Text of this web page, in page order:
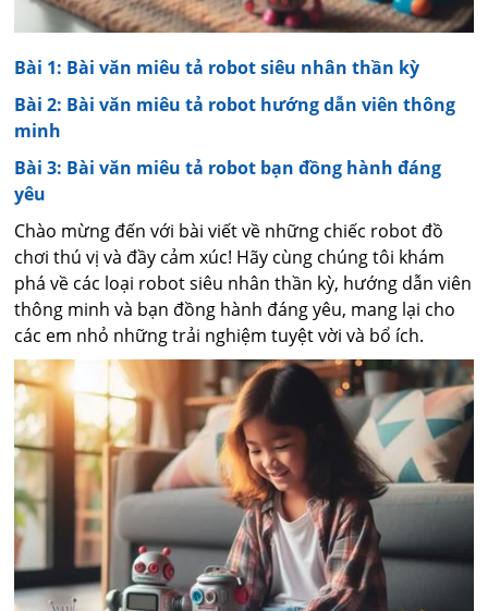
Bài 1: Bài văn miêu tả robot siêu nhân thần kỳ
Bài 2: Bài văn miêu tả robot hướng dẫn viên thông
minh
Bài 3: Bài văn miêu tả robot bạn đồng hành đáng
yêu
Chào mừng đến với bài viết về những chiếc robot đồ
chơi thú vị và đầy cảm xúc! Hãy cùng chúng tôi khám
phá về các loại robot siêu nhân thần kỳ, hướng dẫn viên
thông minh và bạn đồng hành đáng yêu, mang lại cho
các em nhỏ những trải nghiệm tuyệt vời và bổ ích.